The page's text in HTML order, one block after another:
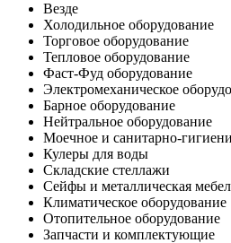
Везде
Холодильное оборудование
Торговое оборудование
Тепловое оборудование
Фаст-Фуд оборудование
Электромеханическое
Барное оборудование
Нейтральное оборудование
Моечное и санитарно-
Кулеры для воды
Складские стеллажи
Сейфы и металлическая
Климатическое оборудование
Отопительное оборудование
Запчасти и комплектующие